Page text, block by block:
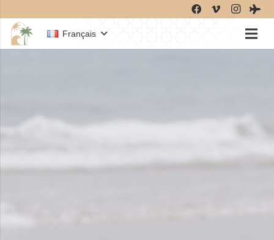
Français